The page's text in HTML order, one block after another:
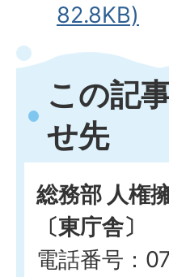
82.8KB)
この記
せ先
総務部 人権
〔東庁舎〕
電話番号：